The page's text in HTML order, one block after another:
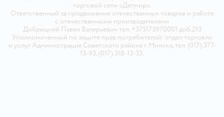
торговой сети «Детмир».
Ответственный за продвижение отечественных товаров и работе
с отечественными производителями
Добрицкий Павел Валерьевич тел. +375173970001 доб.213
Уполномоченный по защите прав потребителей: отдел торговли
и услуг Администрация Советского района г. Минска, тел. (017) 377-
13-93, (017) 318-13-33.